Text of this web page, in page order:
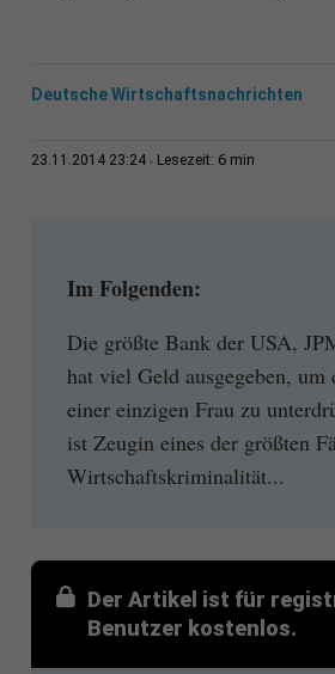
Deutsche Wirtschaftsnachrichten
23.11.2014 23:24 Lesezeit: 6 min
Im Folgenden:
Die größte Bank der USA,
hat viel Geld ausgegeben, um
einer einzigen Frau zu
ist Zeugin eines der größten
Wirtschaftskriminalität...
Der Artikel ist für
Benutzer kostenlos.